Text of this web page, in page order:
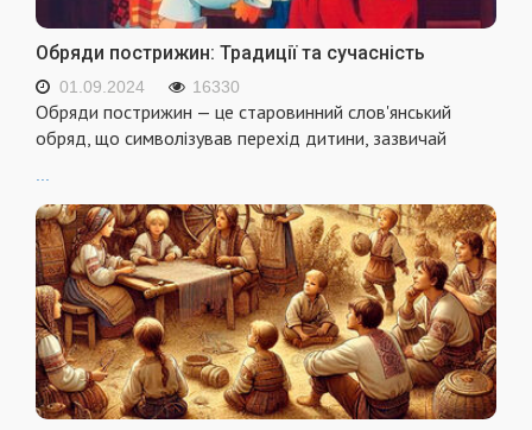
Обряди пострижин: Традиції та сучасність
01.09.2024 16330
Обряди пострижин — це старовинний слов'янський
обряд, що символізував перехід дитини, зазвичай
...